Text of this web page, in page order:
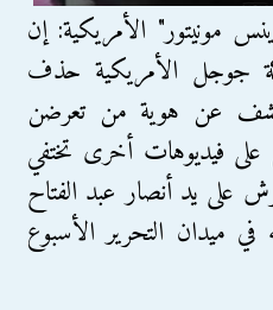
مونيتور" الأمريكية: إن
جوجل الأمريكية حذف
عن هوية من تعرضن
فيديوهات أخرى تختفي
على يد أنصار عبد الفتاح
ميدان التحرير الأسبوع